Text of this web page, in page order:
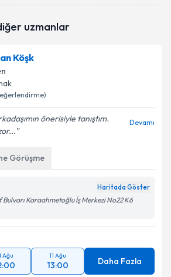
uzmanlar
Köşk
önerisiyle tanıştım.
Devamı
Görüşme
Haritada Göster
Karaahmetoğlu İş Merkezi No22 K6
Ağu 11 Ağu
13:00 Daha Fazla